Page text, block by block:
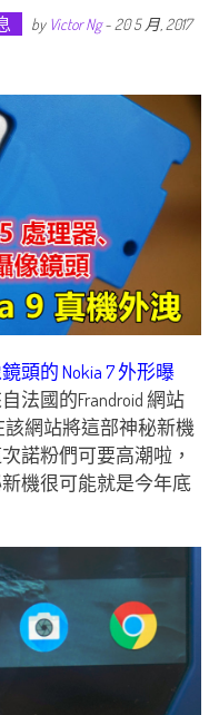
by Victor Ng- 20 5 月, 2017
頭的 Nokia 7 外形曝
法國的Frandroid 網站
該網站將這部神秘新機
諾粉們可要高潮啦，
機很可能就是今年底